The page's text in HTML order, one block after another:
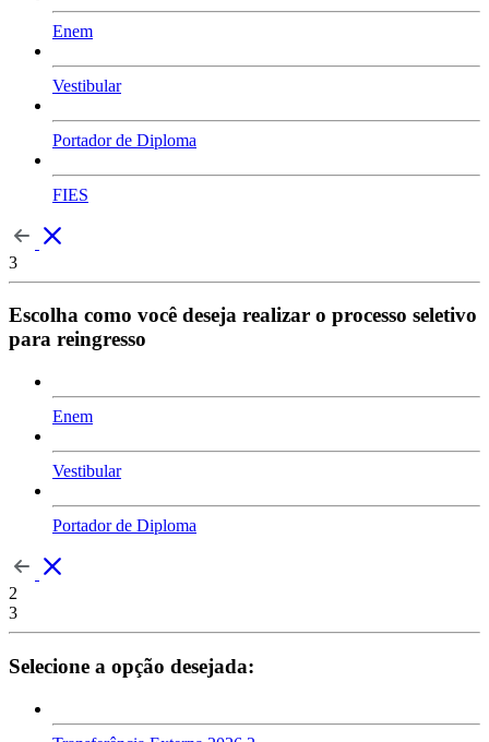
Enem
Vestibular
Portador de Diploma
FIES
3
Escolha como você deseja realizar o processo seletivo
para reingresso
Enem
Vestibular
Portador de Diploma
2
3
Selecione a opção desejada: